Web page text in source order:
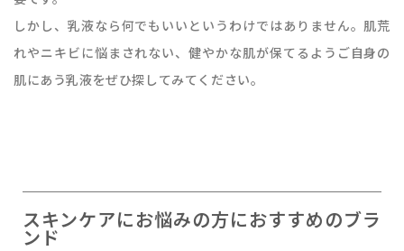
しかし、乳液なら何でもいいというわけではありません。肌荒
れやニキビに悩まされない、健やかな肌が保てるようご自身の
肌にあう乳液をぜひ探してみてください。
スキンケアにお悩みの方におすすめのブラ
ンド